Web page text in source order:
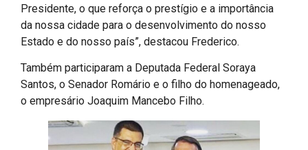
Presidente, o que reforça o prestígio e a importância
da nossa cidade para o desenvolvimento do nosso
Estado e do nosso país”, destacou Frederico.
Também participaram a Deputada Federal Soraya
Santos, o Senador Romário e o filho do homenageado,
o empresário Joaquim Mancebo Filho.